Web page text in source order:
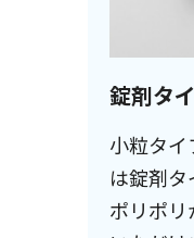
錠剤タ
小粒タ
は錠剤タ
ポリポ